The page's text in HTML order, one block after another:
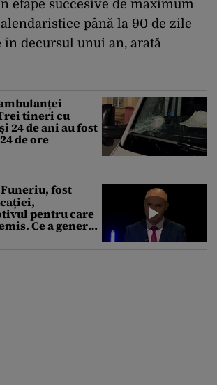
etape succesive de maximum
până la 90 de zile
în decursul unui an, arată
tineri cu
24 de ani au fost
de ore
fost
pentru care
Ce a generat